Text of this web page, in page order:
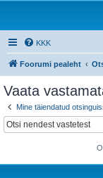
KKK
Foorumi pealeht
Vaata
Mine täiendatud